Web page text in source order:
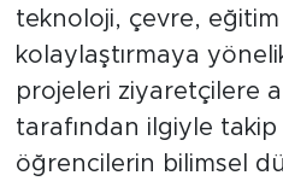
teknoloji, çevre, eğitim
kolaylaştırmaya yönelik
projeleri ziyaretçilere
tarafından ilgiyle takip
öğrencilerin bilimsel